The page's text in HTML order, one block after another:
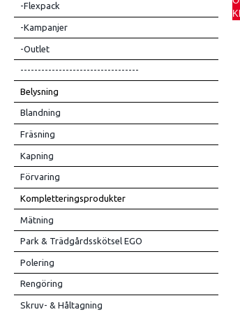
-Flexpack
-Kampanjer
-Outlet
----------------------------------
Belysning
Blandning
Fräsning
Kapning
Förvaring
Kompletteringsprodukter
Mätning
Park & Trädgårdsskötsel EGO
Polering
Rengöring
Skruv- & Håltagning